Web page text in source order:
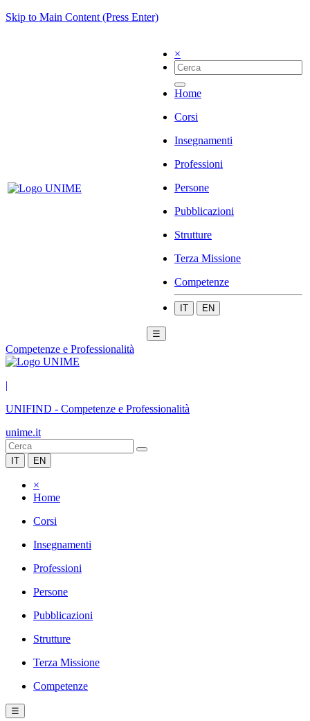
Skip to Main Content (Press Enter)
×
Home
Corsi
Insegnamenti
Professioni
Persone
Pubblicazioni
Strutture
Terza Missione
Competenze
IT EN
☰
Competenze e Professionalità
|
UNIFIND - Competenze e Professionalità
unime.it
IT EN
×
Home
Corsi
Insegnamenti
Professioni
Persone
Pubblicazioni
Strutture
Terza Missione
Competenze
☰